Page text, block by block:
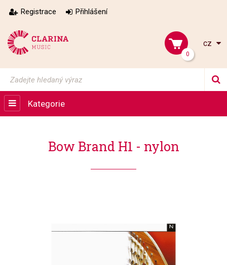
Registrace Přihlášení
0
cz
Kategorie
Bow Brand H1 - nylon